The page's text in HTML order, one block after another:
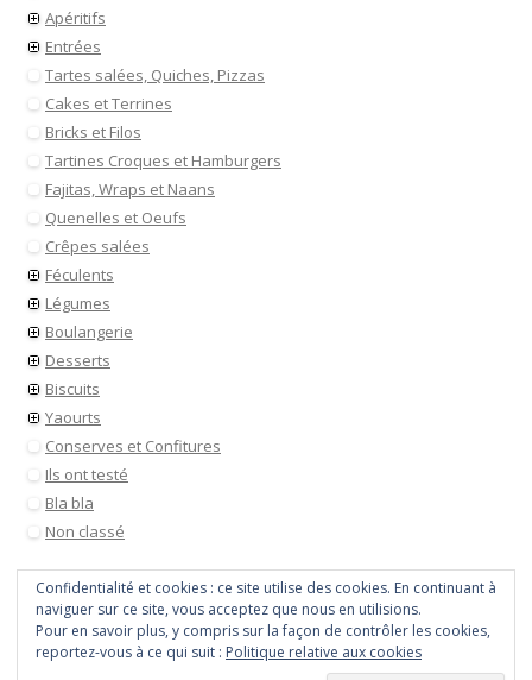
Apéritifs
Entrées
Tartes salées, Quiches, Pizzas
Cakes et Terrines
Bricks et Filos
Tartines Croques et Hamburgers
Fajitas, Wraps et Naans
Quenelles et Oeufs
Crêpes salées
Féculents
Légumes
Boulangerie
Desserts
Biscuits
Yaourts
Conserves et Confitures
Ils ont testé
Bla bla
Non classé
• Site utilisantWordPress
Confidentialité et cookies : ce site utilise des cookies. En continuant à
naviguer sur ce site, vous acceptez que nous en utilisions.
Pour en savoir plus, y compris sur la façon de contrôler les cookies,
reportez-vous à ce qui suit : Politique relative aux cookies